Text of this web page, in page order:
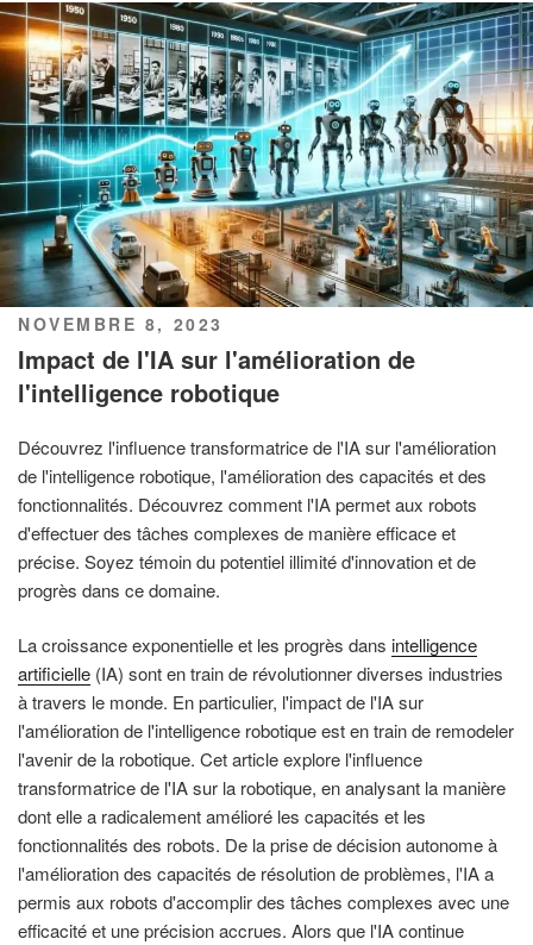
PUBLIÉ
LE
NOVEMBRE 8, 2023
Impact de l'IA sur l'amélioration de
l'intelligence robotique
Découvrez l'influence transformatrice de l'IA sur l'amélioration
de l'intelligence robotique, l'amélioration des capacités et des
fonctionnalités. Découvrez comment l'IA permet aux robots
d'effectuer des tâches complexes de manière efficace et
précise. Soyez témoin du potentiel illimité d'innovation et de
progrès dans ce domaine.
La croissance exponentielle et les progrès dans intelligence
artificielle (IA) sont en train de révolutionner diverses industries
à travers le monde. En particulier, l'impact de l'IA sur
l'amélioration de l'intelligence robotique est en train de remodeler
l'avenir de la robotique. Cet article explore l'influence
transformatrice de l'IA sur la robotique, en analysant la manière
dont elle a radicalement amélioré les capacités et les
fonctionnalités des robots. De la prise de décision autonome à
l'amélioration des capacités de résolution de problèmes, l'IA a
permis aux robots d'accomplir des tâches complexes avec une
efficacité et une précision accrues. Alors que l'IA continue